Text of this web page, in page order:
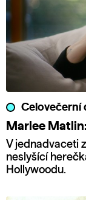
Celovečerní
Marlee
V jednadvaceti
neslyšící
Hollywoodu.